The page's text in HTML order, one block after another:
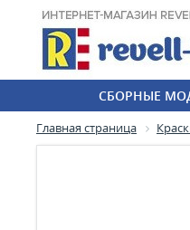
СБОРНЫЕ
Главная страница